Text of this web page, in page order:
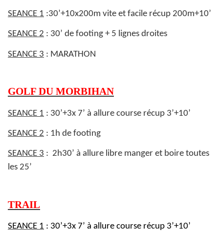
SEANCE 1 :30’+10x200m vite et facile récup 200m+10’
SEANCE 2 : 30’ de footing + 5 lignes droites
SEANCE 3 : MARATHON
GOLF DU MORBIHAN
SEANCE 1 : 30’+3x 7’ à allure course récup 3’+10’
SEANCE 2 : 1h de footing
SEANCE 3 : 2h30’ à allure libre manger et boire toutes
les 25’
TRAIL
SEANCE 1 : 30’+3x 7’ à allure course récup 3’+10’